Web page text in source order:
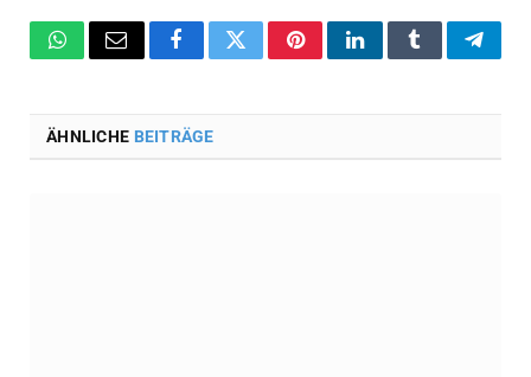
WhatsApp
Email FacebookTwitterPinterestLinkedInTumblr
ÄHNLICHE BEITRÄGE